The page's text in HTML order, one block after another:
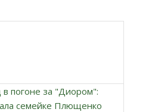
погоне за "Диором":
семейке Плющенко